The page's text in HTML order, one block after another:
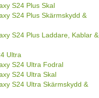
S24 Plus Skal
S24 Plus Skärmskydd &
S24 Plus Laddare, Kablar &
Ultra
S24 Ultra Fodral
S24 Ultra Skal
S24 Ultra Skärmskydd &